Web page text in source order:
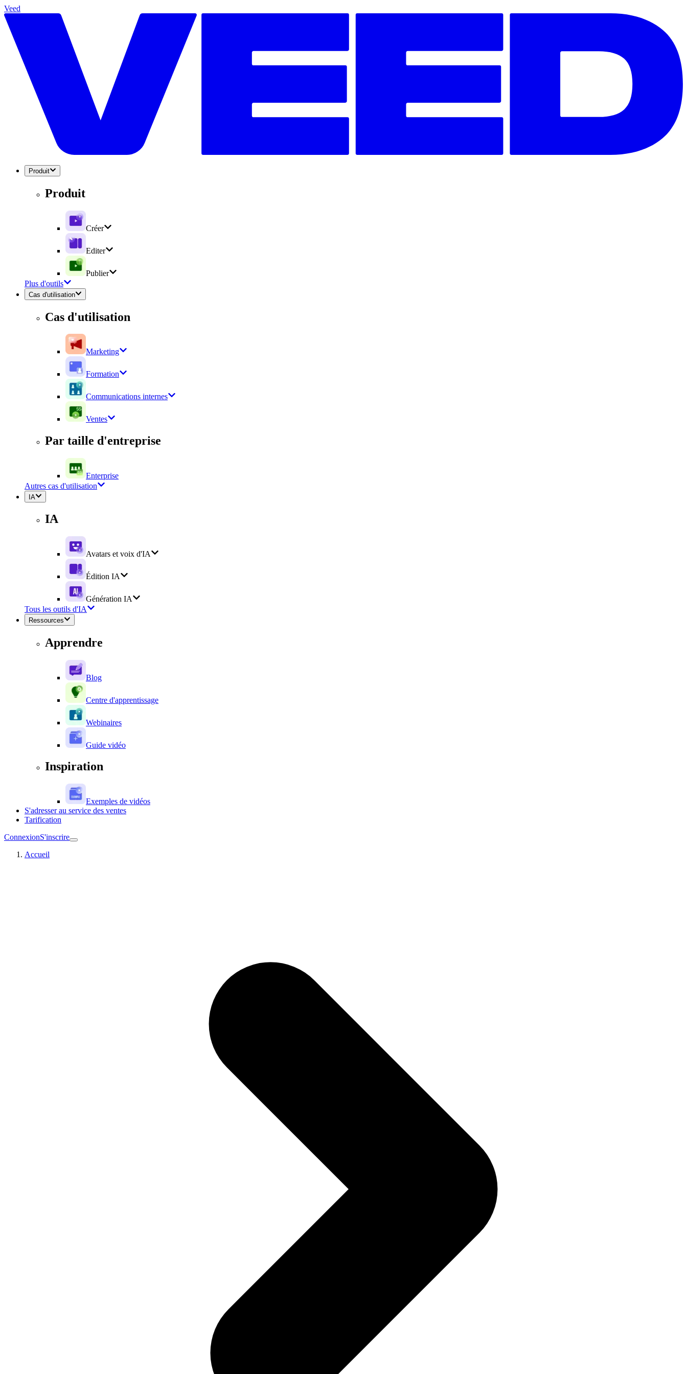
Veed
Produit
Produit
Créer
Editer
Publier
Plus d'outils
Cas d'utilisation
Cas d'utilisation
Marketing
Formation
Communications internes
Ventes
Par taille d'entreprise
Enterprise
Autres cas d'utilisation
IA
IA
Avatars et voix d'IA
Édition IA
Génération IA
Tous les outils d'IA
Ressources
Apprendre
Blog
Centre d'apprentissage
Webinaires
Guide vidéo
Inspiration
Exemples de vidéos
S'adresser au service des ventes
Tarification
ConnexionS'inscrire
Accueil